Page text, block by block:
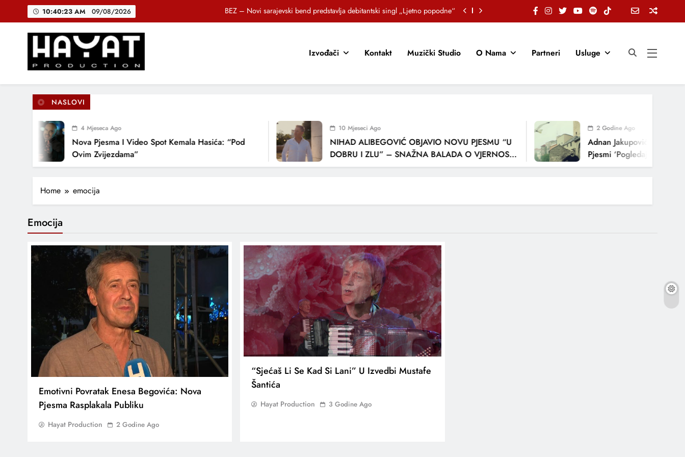
10:40:24 AM 09/08/2026
BEZ – Novi sarajevski bend predstavlja debitantski singl „Ljetno popodne“
DJEČIJI HOR SUNCOKRETI KROZ PJESMU POZVALI MALIŠANE NA DOBRE NAVIKE
DJEČIJI HOR SUNCOKRETI KROZ PJESMU POZVALI MALIŠANE NA DOBRE NAVIKE
Hayat Production
Promocija domaće muzike
Izvođači Kontakt Muzički Studio O Nama Partneri Usluge
NASLOVI
4 Mjeseca Ago
Nova Pjesma I Video Spot Kemala Hasića: “Pod
Ovim Zvijezdama”
10 Mjeseci Ago
NIHAD ALIBEGOVIĆ OBJAVIO NOVU PJESMU “U
DOBRU I ZLU” – SNAŽNA BALADA O VJERNOSTI,
LJUBAVI I VREMENU KOJE NAS MIJENJA
2 Godine Ago
Adnan Jakupović Donosi
Pjesmi ‘Pogledaj Me’
Home emocija
Emocija
Emotivni Povratak Enesa Begovića: Nova
Pjesma Rasplakala Publiku
Hayat Production 2 Godine Ago
“Sjećaš Li Se Kad Si Lani” U Izvedbi Mustafe
Šantića
Hayat Production 3 Godine Ago